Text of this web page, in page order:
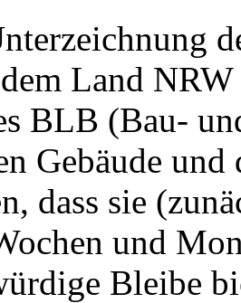
Land
BLB (Bau-
Gebäude
dass sie
und
Bleibe